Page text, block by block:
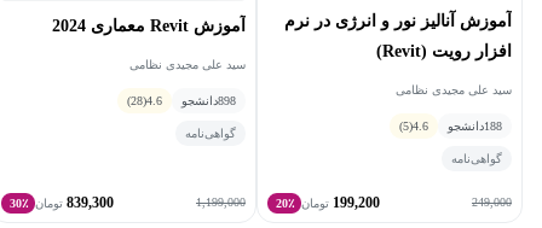
آموزش آنالیز نور و انرژی در نرم
افزار رویت (Revit)
سید علی مجیدی نظامی
188دانشجو 4.6
(5)
گواهی‌نامه
249,000
199,200 تومان 20٪
آموزش Revit معماری 2024
سید علی مجیدی نظامی
898دانشجو 4.6
(28)
گواهی‌نامه
1,199,000
839,300 تومان 30٪